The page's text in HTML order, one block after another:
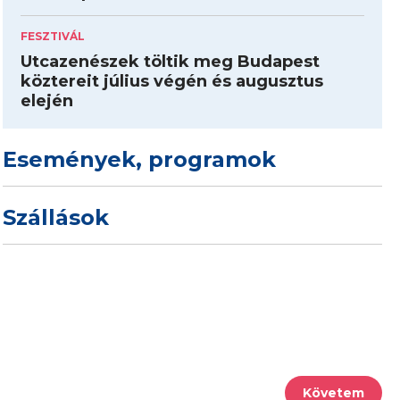
FESZTIVÁL
Utcazenészek töltik meg Budapest
köztereit július végén és augusztus
elején
Események, programok
Szállások
Követem